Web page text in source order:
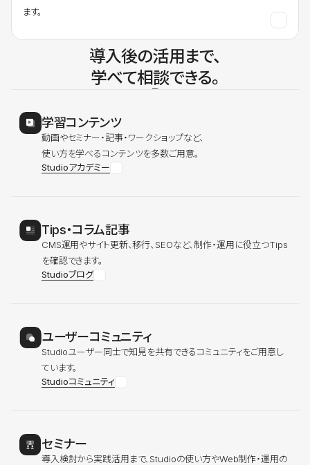
ます。
導入後の活用まで、
学べて相談できる。
学習コンテンツ
動画やセミナー・記事・ワークショップなど、
使い方を学べるコンテンツを多数ご用意。
Studioアカデミー
Tips・コラム記事
CMS運用やサイト更新、移行、SEOなど、制作・運用に役立つTips
を確認できます。
Studioブログ
ユーザーコミュニティ
Studioユーザー同士で知見を共有できるコミュニティをご用意し
ています。
Studioコミュニティ
セミナー
導入検討から実践活用まで、Studioの使い方やWeb制作・運用の